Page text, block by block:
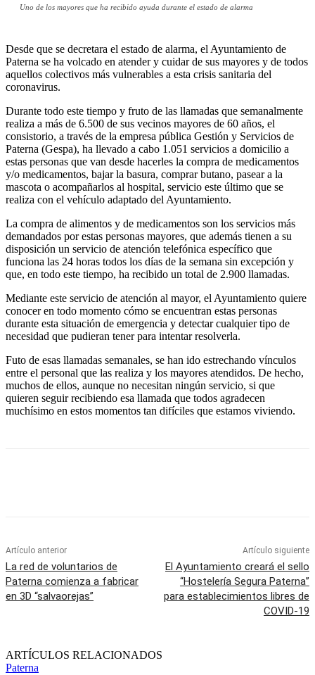
Uno de los mayores que ha recibido ayuda durante el estado de alarma
Desde que se decretara el estado de alarma, el Ayuntamiento de
Paterna se ha volcado en atender y cuidar de sus mayores y de todos
aquellos colectivos más vulnerables a esta crisis sanitaria del
coronavirus.
Durante todo este tiempo y fruto de las llamadas que semanalmente
realiza a más de 6.500 de sus vecinos mayores de 60 años, el
consistorio, a través de la empresa pública Gestión y Servicios de
Paterna (Gespa), ha llevado a cabo 1.051 servicios a domicilio a
estas personas que van desde hacerles la compra de medicamentos
y/o medicamentos, bajar la basura, comprar butano, pasear a la
mascota o acompañarlos al hospital, servicio este último que se
realiza con el vehículo adaptado del Ayuntamiento.
La compra de alimentos y de medicamentos son los servicios más
demandados por estas personas mayores, que además tienen a su
disposición un servicio de atención telefónica específico que
funciona las 24 horas todos los días de la semana sin excepción y
que, en todo este tiempo, ha recibido un total de 2.900 llamadas.
Mediante este servicio de atención al mayor, el Ayuntamiento quiere
conocer en todo momento cómo se encuentran estas personas
durante esta situación de emergencia y detectar cualquier tipo de
necesidad que pudieran tener para intentar resolverla.
Futo de esas llamadas semanales, se han ido estrechando vínculos
entre el personal que las realiza y los mayores atendidos. De hecho,
muchos de ellos, aunque no necesitan ningún servicio, si que
quieren seguir recibiendo esa llamada que todos agradecen
muchísimo en estos momentos tan difíciles que estamos viviendo.
Artículo anterior
La red de voluntarios de
Paterna comienza a fabricar
en 3D “salvaorejas”
Artículo siguiente
El Ayuntamiento creará el sello
“Hostelería Segura Paterna”
para establecimientos libres de
COVID-19
ARTÍCULOS RELACIONADOS
Paterna